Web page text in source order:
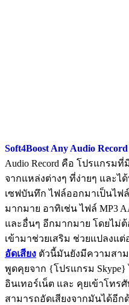
Soft4Boost Any Audio Record
Audio Record คือ โปรแกรม
จากแหล่งต่างๆ ที่ง่ายๆ และ
เซฟบันทึก ไฟล์ออกมาเป็นไฟ
มากมาย อาทิเช่น ไฟล์ MP3
และอื่นๆ อีกมากมาย โดยไม่ต้
เข้ามาช่วยเสริม ช่วยแปลงแ
อัดเสียง ตัวนี้มันยังมีความสาม
พูดคุยจาก {โปรแกรม
อินเทอร์เน็ต และ คุยเข้าโทร
สามารถอัดเสียงจากมันได้อีก